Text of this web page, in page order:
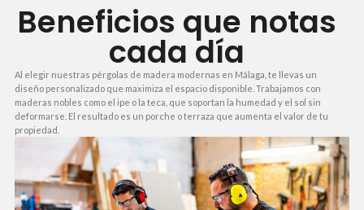
Beneficios que notas
cada día
Al elegir nuestras pérgolas de madera modernas en Málaga, te llevas un
diseño personalizado que maximiza el espacio disponible. Trabajamos con
maderas nobles como el ipe o la teca, que soportan la humedad y el sol sin
deformarse. El resultado es un porche o terraza que aumenta el valor de tu
propiedad.